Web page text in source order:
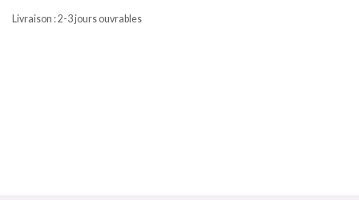
Livraison : 2-3 jours ouvrables